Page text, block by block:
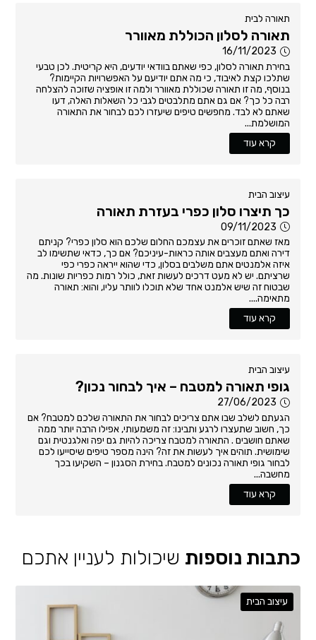
תאורה לבית
תאורה לסלון הכוללת מאוורר
16/11/2023
בחירת תאורה לסלון, כפי שאתם בוודאי יודעים, היא קריטית. לכן טבעי
שתלכו קצת לאיבוד, כי מה אתם יודיעם על האפשרויות הקיימות?
בנוסף, מה זו תאורה שכוללת מאוורר ולמה זו אופציה שזוכה להצלחה
רבה כל כך? אם גם אתם מתלבטים לגבי כל השאלות האלה, דעו
שאתם לא לבד. מחפשים טיפים שיעזרו לכם לבחור את התאורה
המושלמת...
קרא עוד
עיצוב הבית
כך תיצרו סלון כפרי בעזרת תאורה
09/11/2023
מאז שאתם זוכרים את עצמכם החלום שלכם הוא סלון כפרי? קניתם
דירה ואתם מעצבים אותה כראות-עיניכם? אם כך, כדאי שתשימו לב
איזה אלמנטים אתם משלבים בסלון, כדי שהוא ייראה כפרי כפי
שרציתם. יש לא מעט דרכים לעשות זאת, כולל רמות כפריות שונות. מה
שבטוח זה שיש אלמנט אחד שלא תוכלו לוותר עליו, והוא: תאורה
מתאימה....
קרא עוד
עיצוב הבית
גופי תאורה למטבח – איך לבחור נכון?
27/06/2023
הגעתם לשלב שבו אתם צריכים לבחור את התאורה שלכם למטבח? אם
כך, חשוב שתעצרו לרגע ותבינו: זה משמעותי, אפילו הרבה יותר ממה
שאתם חושבים . התאורה למטבח צריכה להיות גם יפה ואלגנטית וגם
שימושית. תוהים איך לעשות את זה? הינה מספר טיפים שיסייעו לכם
לבחור גופי תאורה נכונים למטבח. בחירת הסגנון – השקיעו בכך
מחשבה...
קרא עוד
כתבות נוספות שיכולות לעניין אתכם
עיצוב הבית